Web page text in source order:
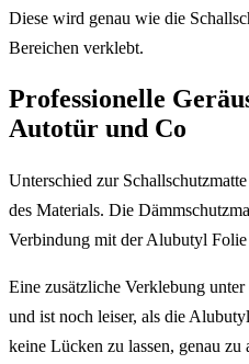
Diese wird genau wie die
Bereichen verklebt.
Professionelle
Autotür und Co
Unterschied zur
des Materials. Die
Verbindung mit der Alubutyl Folie
Eine zusätzliche Verklebung
und ist noch leiser, als die
keine Lücken zu lassen, genau